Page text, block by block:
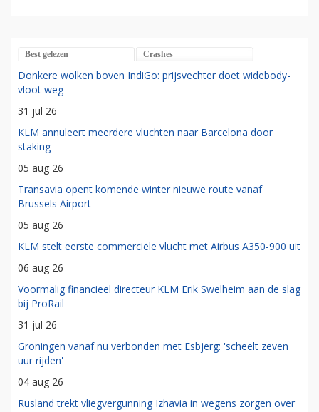
Best gelezen Crashes
Donkere wolken boven IndiGo: prijsvechter doet widebody-
vloot weg
31 jul 26
KLM annuleert meerdere vluchten naar Barcelona door
staking
05 aug 26
Transavia opent komende winter nieuwe route vanaf
Brussels Airport
05 aug 26
KLM stelt eerste commerciële vlucht met Airbus A350-900 uit
06 aug 26
Voormalig financieel directeur KLM Erik Swelheim aan de slag
bij ProRail
31 jul 26
Groningen vanaf nu verbonden met Esbjerg: 'scheelt zeven
uur rijden'
04 aug 26
Rusland trekt vliegvergunning Izhavia in wegens zorgen over